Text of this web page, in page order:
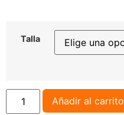
Talla
Añadir al carrito